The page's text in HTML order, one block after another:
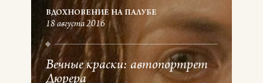
ВДОХНОВЕНИЕ НА ПАЛУБЕ
18 августа 2016
Вечные краски: автопортрет
Дюрера